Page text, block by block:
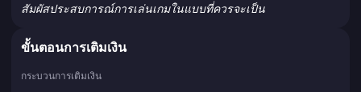
สัมผัสประสบการณ์การเล่นเกมในแบบที่ควรจะเป็น
ขั้นตอนการเติมเงิน
กระบวนการเติมเงิน